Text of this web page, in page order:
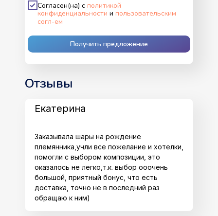
Согласен(на) с политикой
конфиденциальности и пользовательским
согл-ем
Получить предложение
Отзывы
Заказывала шары на рождение
племянника,учли все пожелание и хотелки,
помогли с выбором композиции, это
оказалось не легко,т.к. выбор ооочень
большой, приятный бонус, что есть
доставка, точно не в последний раз
обращаю к ним)
Екатерина